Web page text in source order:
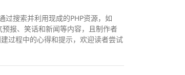
过搜索并利用现成的PHP资源，如
报、笑话和新闻等内容，且制作者
过程中的心得和提示，欢迎读者尝试